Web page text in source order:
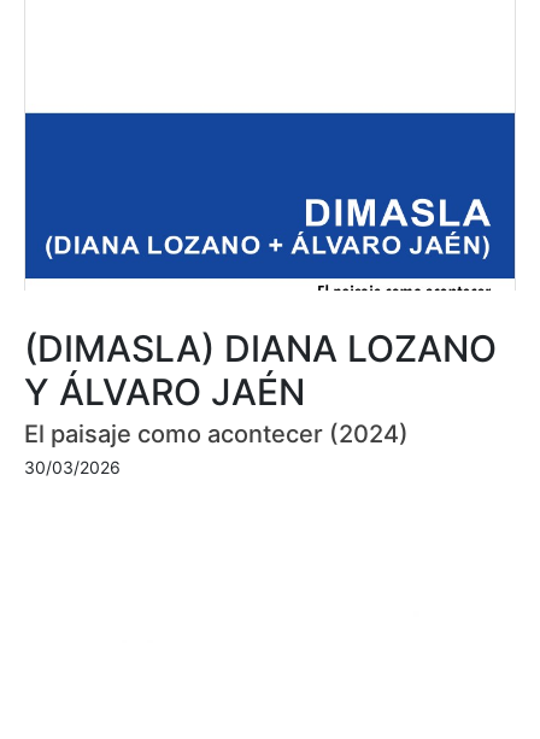
(DIMASLA) DIANA LOZANO
Y ÁLVARO JAÉN
El paisaje como acontecer (2024)
30/03/2026